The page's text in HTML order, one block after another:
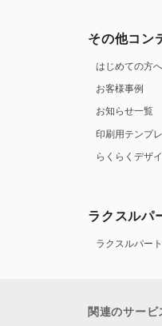
その他コン
はじめての方へ
お客様事例
お知らせ一覧
印刷用テンプ
らくらくデザ
ラクスルパ
ラクスルパー
関連のサービ